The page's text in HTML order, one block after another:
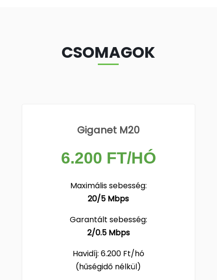
CSOMAGOK
Giganet M20
6.200 FT/HÓ
Maximális sebesség:
20/5 Mbps
Garantált sebesség:
2/0.5 Mbps
Havidíj: 6.200 Ft/hó
(hűségidő nélkül)